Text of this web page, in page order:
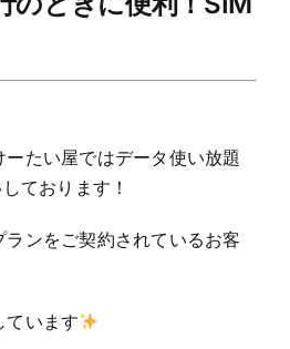
たい屋ではデータ使い放題
ております！
ンをご契約されているお客
ています